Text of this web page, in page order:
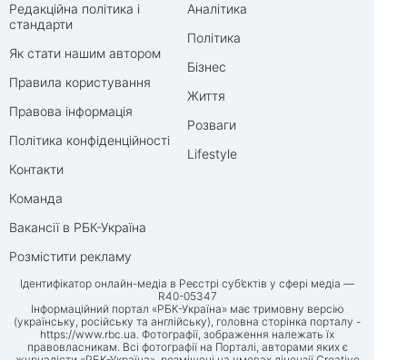
Редакційна політика і
стандарти
Як стати нашим автором
Правила користування
Правова інформація
Політика конфіденційності
Контакти
Команда
Вакансії в РБК-Україна
Розмістити рекламу
Аналітика
Політика
Бізнес
Життя
Розваги
Lifestyle
Ідентифікатор онлайн-медіа в Реєстрі суб’єктів у сфері медіа —
R40-05347
Інформаційний портал «РБК-Україна» має тримовну версію
(українську, російську та англійську), головна сторінка порталу -
https://www.rbc.ua. Фотографії, зображення належать їх
правовласникам. Всі фотографії на Порталі, авторами яких є